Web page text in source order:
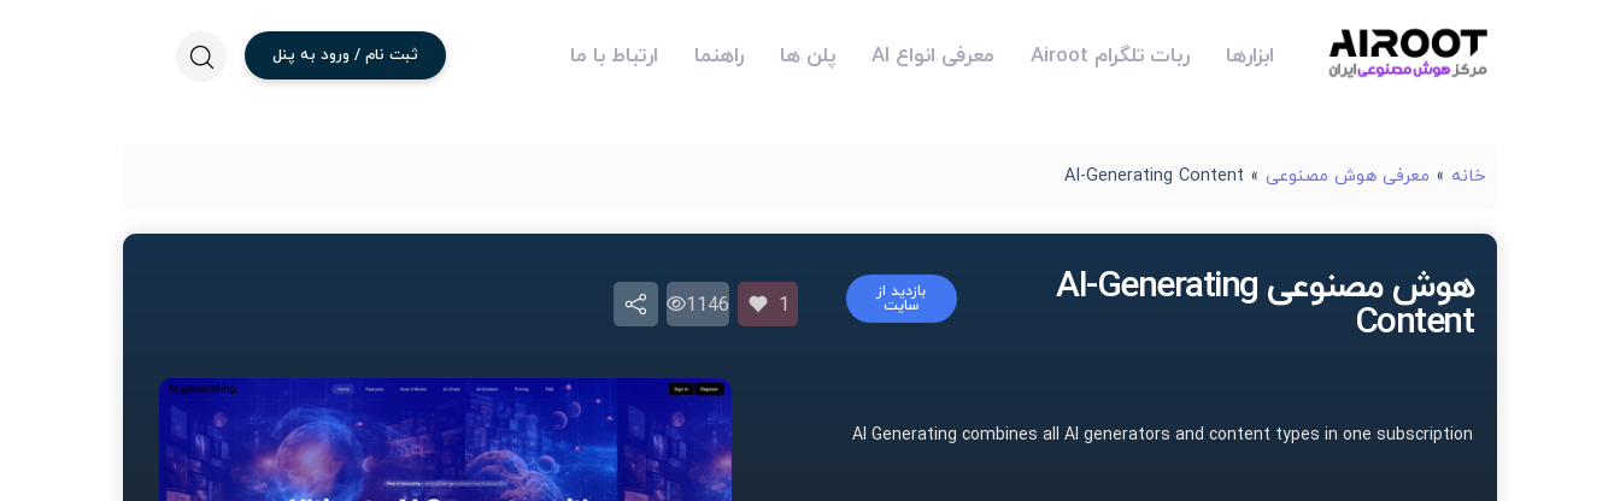
ابزارها ربات تلگرام Airoot معرفی انواع AI پلن ها راهنما ارتباط با ما ثبت نام / ورود به پنل
خانه » معرفی هوش مصنوعی »
AI-Generating Content
هوش مصنوعی AI-Generating
Content
بازدید از
سایت 1
1146
AI Generating combines all AI generators and content types in one subscription